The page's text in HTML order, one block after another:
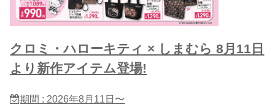
クロミ・ハローキティ × しまむら 8月11日
より新作アイテム登場!
期間 : 2026年8月11日〜